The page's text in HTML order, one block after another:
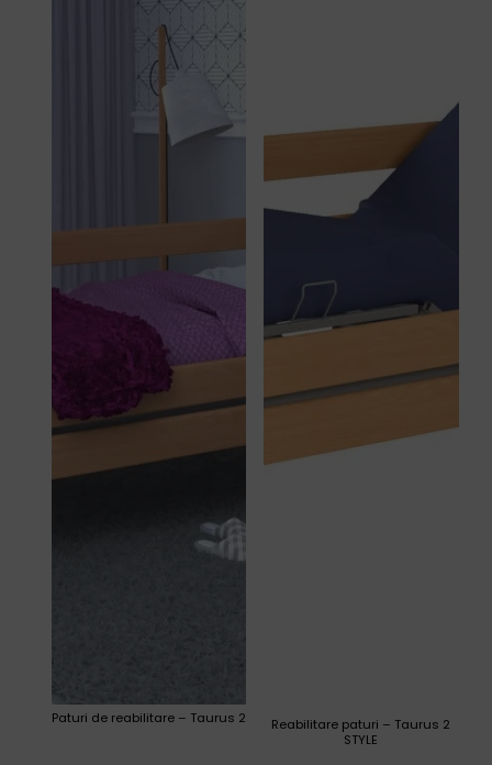
Reabilitare paturi – Taurus 2
STYLE
Paturi de reabilitare – Taurus 2